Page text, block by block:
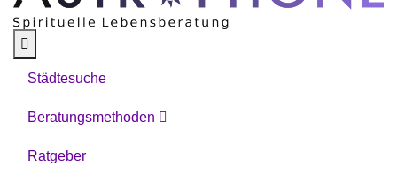
Städtesuche
Beratungsmethoden
Ratgeber